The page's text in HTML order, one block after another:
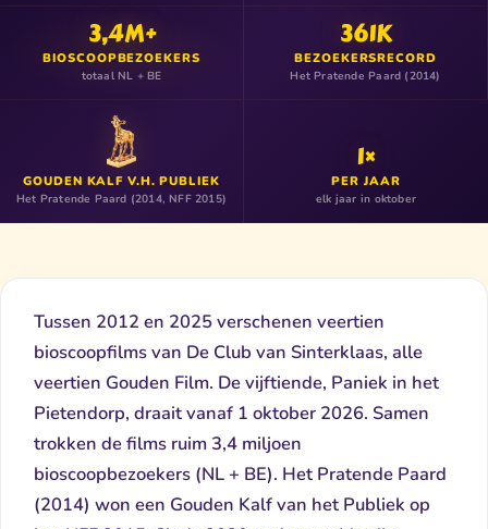
3,4M+
BIOSCOOPBEZOEKERS
totaal NL + BE
361K
BEZOEKERSRECORD
Het Pratende Paard (2014)
GOUDEN KALF V.H. PUBLIEK
Het Pratende Paard (2014, NFF 2015)
1×
PER JAAR
elk jaar in oktober
Tussen 2012 en 2025 verschenen veertien
bioscoopfilms van De Club van Sinterklaas, alle
veertien Gouden Film. De vijftiende, Paniek in het
Pietendorp, draait vanaf 1 oktober 2026. Samen
trokken de films ruim 3,4 miljoen
bioscoopbezoekers (NL + BE). Het Pratende Paard
(2014) won een Gouden Kalf van het Publiek op